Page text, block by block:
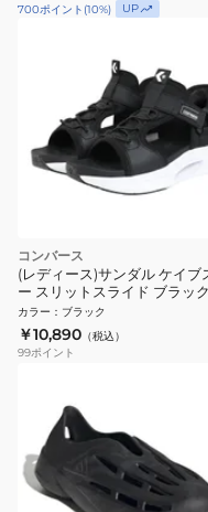
700ポイント (10%) UP
コンバース
(レディース)サンダル ケイブ
ー スリットスライド ブラック
33600250
カラー ： ブラック
￥10,890 （税込）
99ポイント